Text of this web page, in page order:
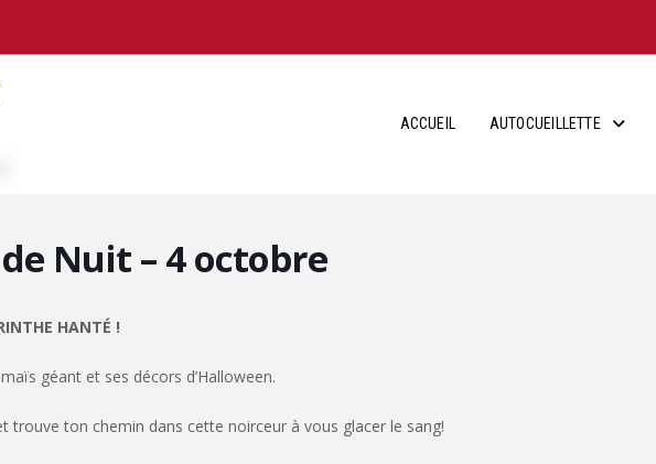
ACCUEIL AUTOCUEILLETTE
Nuit – 4 octobre
HANTÉ !
géant et ses décors d’Halloween.
trouve ton chemin dans cette noirceur à vous glacer le sang!